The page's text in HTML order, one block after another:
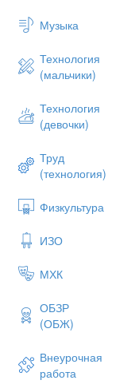
Музыка
Технология
(мальчики)
Технология
(девочки)
Труд
(технология)
Физкультура
ИЗО
МХК
ОБЗР
(ОБЖ)
Внеурочная
работа